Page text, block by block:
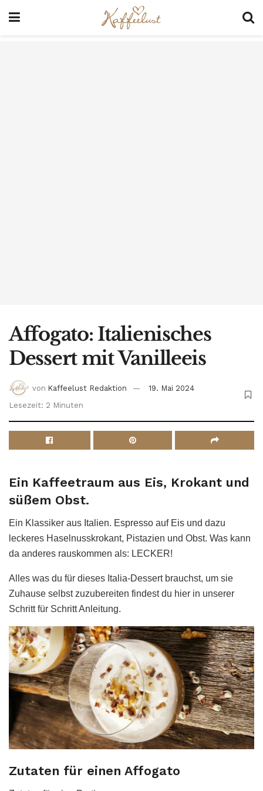
Affogato: Italienisches
Dessert mit Vanilleeis
von Kaffeelust Redaktion
19. Mai 2024
Lesezeit: 2 Minuten
Ein Kaffeetraum aus Eis, Krokant und
süßem Obst.
Ein Klassiker aus Italien. Espresso auf Eis und dazu
leckeres Haselnusskrokant, Pistazien und Obst. Was kann
da anderes rauskommen als: LECKER!
Alles was du für dieses Italia-Dessert brauchst, um sie
Zuhause selbst zuzubereiten findest du hier in unserer
Schritt für Schritt Anleitung.
Zutaten für einen Affogato